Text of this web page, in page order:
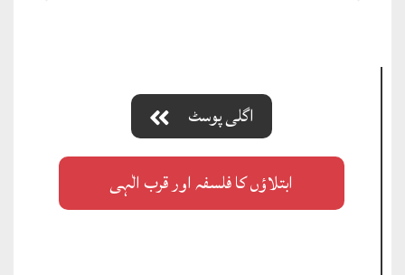
اگلی پوسٹ
ابتلاؤں کا فلسفہ اور قرب الٰہی